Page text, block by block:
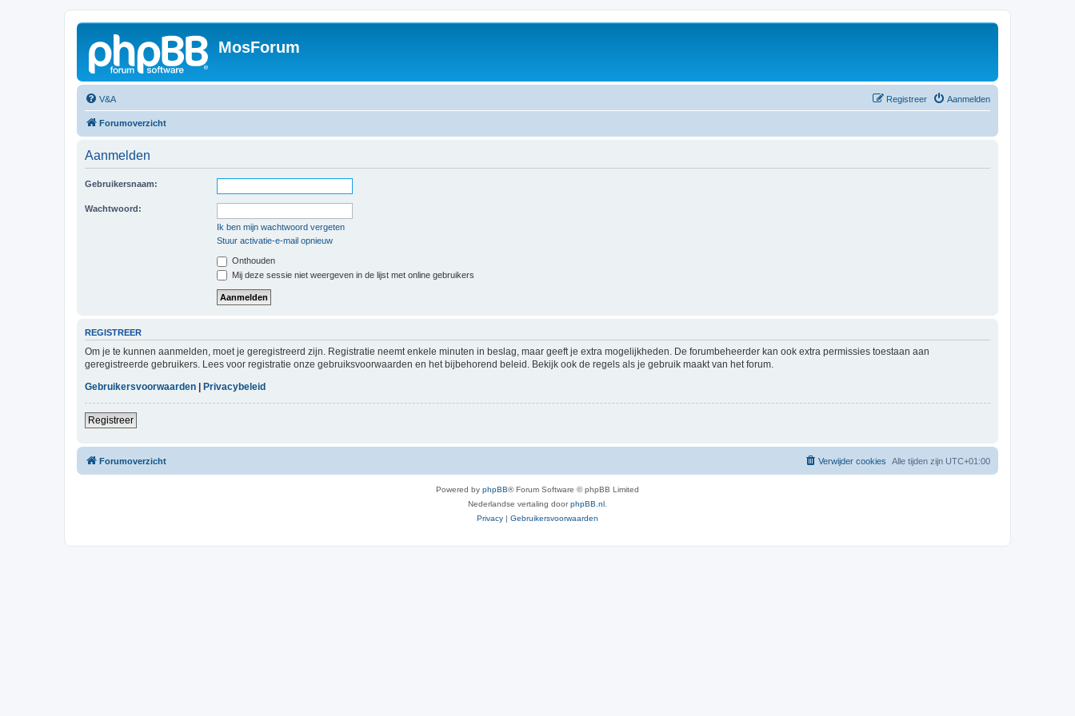
MosForum
V&A Aanmelden
Registreer
Forumoverzicht
Aanmelden
Gebruikersnaam:
Wachtwoord:
Ik ben mijn wachtwoord vergeten
Stuur activatie-e-mail opnieuw
Onthouden
Mij deze sessie niet weergeven in de lijst met online gebruikers
REGISTREER
Om je te kunnen aanmelden, moet je geregistreerd zijn. Registratie neemt enkele minuten in beslag, maar geeft je extra mogelijkheden. De forumbeheerder kan ook extra permissies toestaan aan
geregistreerde gebruikers. Lees voor registratie onze gebruiksvoorwaarden en het bijbehorend beleid. Bekijk ook de regels als je gebruik maakt van het forum.
Gebruikersvoorwaarden | Privacybeleid
Registreer
Forumoverzicht Alle tijden zijn UTC+01:00
Verwijder cookies
Powered by phpBB® Forum Software © phpBB Limited
Nederlandse vertaling doorphpBB.nl
Privacy | Gebruikersvoorwaarden